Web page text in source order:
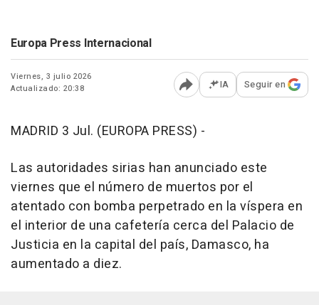
Europa Press Internacional
Viernes, 3 julio 2026
Actualizado: 20:38
Abrir opciones para
IA Seguir en
MADRID 3 Jul. (EUROPA PRESS) -
Las autoridades sirias han anunciado este
viernes que el número de muertos por el
atentado con bomba perpetrado en la víspera en
el interior de una cafetería cerca del Palacio de
Justicia en la capital del país, Damasco, ha
aumentado a diez.